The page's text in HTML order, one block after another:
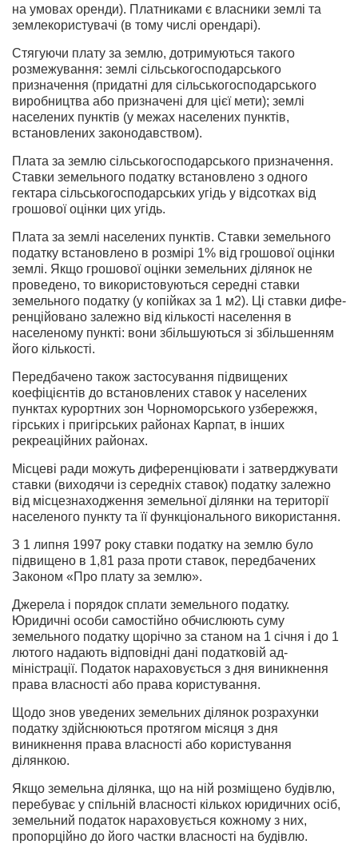
на умовах оренди). Платниками є власники землі та
землекористувачі (в тому числі орендарі).
Стягуючи плату за землю, дотримуються такого
розмежування: землі сільськогосподарського
призначення (придатні для сільсько­господарського
виробництва або призначені для цієї мети); землі
населених пунктів (у межах населених пунктів,
встановлених зако­нодавством).
Плата за землю сільськогосподарського призначення.
Ставки зе­мельного податку встановлено з одного
гектара сільськогоспо­дарських угідь у відсотках від
грошової оцінки цих угідь.
Плата за землі населених пунктів. Ставки земельного
податку встановлено в розмірі 1% від грошової оцінки
землі. Якщо грошової оцінки земельних ділянок не
проведено, то використовуються сере­дні ставки
земельного податку (у копійках за 1 м2). Ці ставки дифе­
ренційовано залежно від кількості населення в
населеному пункті: вони збільшуються зі збільшенням
його кількості.
Передбачено також застосування підвищених
коефіцієнтів до встановлених ставок у населених
пунктах курортних зон Чорномор­ського узбережжя,
гірських і пригірських районах Карпат, в інших
рекреаційних районах.
Місцеві ради можуть диференціювати і затверджувати
ставки (виходячи із середніх ставок) податку залежно
від місцезнаходжен­ня земельної ділянки на території
населеного пункту та її функціо­нального використання.
З 1 липня 1997 року ставки податку на землю було
підвищено в 1,81 раза проти ставок, передбачених
Законом «Про плату за землю».
Джерела і порядок сплати земельного податку.
Юридичні особи самостійно обчислюють суму
земельного податку щорічно за ста­ном на 1 січня і до 1
лютого надають відповідні дані податковій ад­
міністрації. Податок нараховується з дня виникнення
права власнос­ті або права користування.
Щодо знов уведених земельних ділянок розрахунки
податку здійснюються протягом місяця з дня
виникнення права власності або користування
ділянкою.
Якщо земельна ділянка, що на ній розміщено будівлю,
перебуває у спільній власності кількох юридичних осіб,
земельний податок нарахову­ється кожному з них,
пропорційно до його частки власності на будівлю.